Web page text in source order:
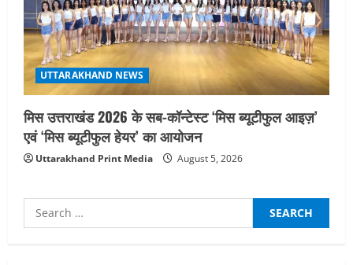
UTTARAKHAND NEWS
मिस उत्तराखंड 2026 के सब-कॉन्टेस्ट ‘मिस ब्यूटीफुल आइज़’
एवं ‘मिस ब्यूटीफुल हेयर’ का आयोजन
Uttarakhand Print Media August 5, 2026
Search
for: